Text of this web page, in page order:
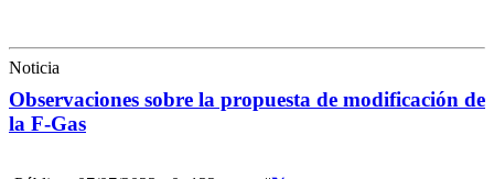
Noticia
Observaciones sobre la propuesta de modificación de
la F-Gas